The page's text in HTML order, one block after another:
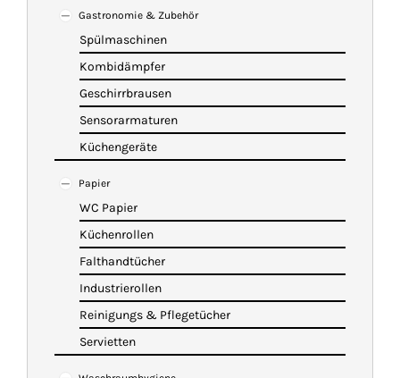
KATALOG
WARENKORB
Gastronomie & Zubehör
Spülmaschinen
Kombidämpfer
Geschirrbrausen
Sensorarmaturen
Küchengeräte
Papier
WC Papier
Küchenrollen
Falthandtücher
Industrierollen
Reinigungs & Pflegetücher
Servietten